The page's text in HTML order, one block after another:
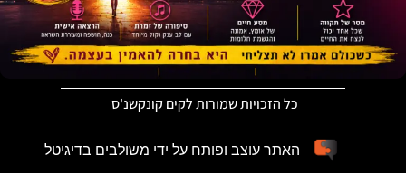
כל הזכויות שמורות לקים קונקשנ'ס
האתר עוצב ופותח על ידי משולבים בדיגיטל